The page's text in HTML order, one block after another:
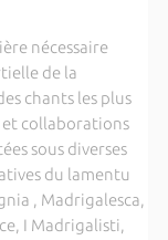
nécessaire
de la
chants les plus
collaborations
sous diverses
du lamentu
, Madrigalesca,
I Madrigalisti,